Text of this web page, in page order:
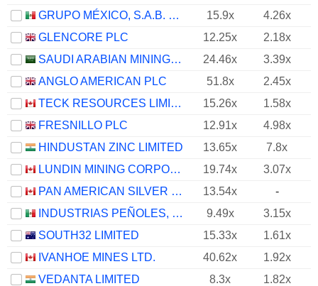
GRUPO MÉXICO, S.A.B. DE C.V.
15.9x
4.26x
GLENCORE PLC
12.25x
2.18x
SAUDI ARABIAN MINING COMPANY (MAADEN)
24.46x
3.39x
ANGLO AMERICAN PLC
51.8x
2.45x
TECK RESOURCES LIMITED
15.26x
1.58x
FRESNILLO PLC
12.91x
4.98x
HINDUSTAN ZINC LIMITED
13.65x
7.8x
LUNDIN MINING CORPORATION
19.74x
3.07x
PAN AMERICAN SILVER CORP.
13.54x
-
INDUSTRIAS PEÑOLES, S.A.B. DE C.V.
9.49x
3.15x
SOUTH32 LIMITED
15.33x
1.61x
IVANHOE MINES LTD.
40.62x
1.92x
VEDANTA LIMITED
8.3x
1.82x